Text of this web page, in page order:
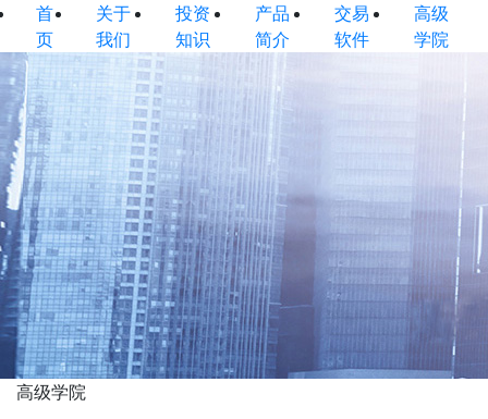
首
页
关于
我们
投资
知识
产品
简介
交易
软件
高级
学院
高级学院